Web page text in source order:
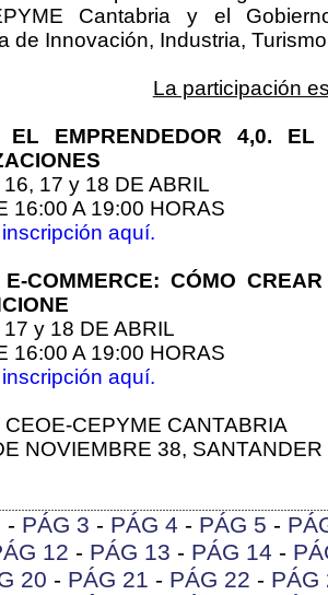
Cantabria y el
de Innovación, Industria,
La participación
EL EMPRENDEDOR 4,0.
17 y 18 DE ABRIL
16:00 A 19:00 HORAS
aquí.
COMMERCE: CÓMO
y 18 DE ABRIL
16:00 A 19:00 HORAS
aquí.
CEOE-CEPYME CANTABRIA
NOVIEMBRE 38, SANTANDER
- PÁG 3 - PÁG 4 - PÁG 5 -
12 - PÁG 13 - PÁG 14 -
20 - PÁG 21 - PÁG 22 - PÁG